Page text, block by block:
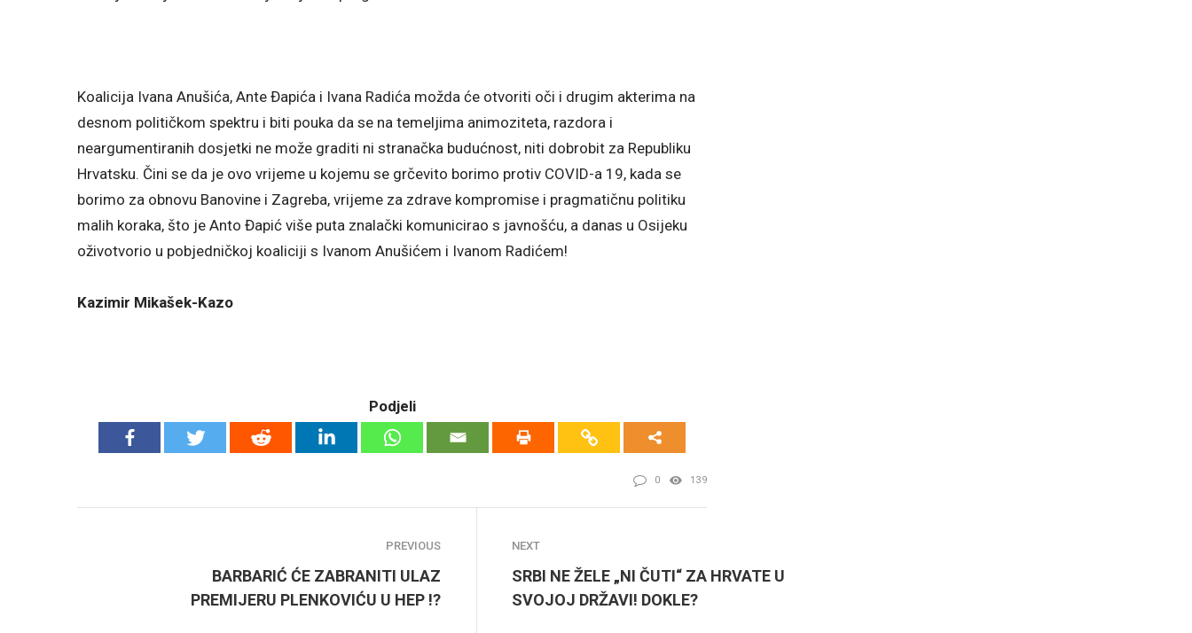
Koalicija Ivana Anušića, Ante Đapića i Ivana Radića možda će otvoriti oči i drugim akterima na
desnom političkom spektru i biti pouka da se na temeljima animoziteta, razdora i
neargumentiranih dosjetki ne može graditi ni stranačka budućnost, niti dobrobit za Republiku
Hrvatsku. Čini se da je ovo vrijeme u kojemu se grčevito borimo protiv COVID-a 19, kada se
borimo za obnovu Banovine i Zagreba, vrijeme za zdrave kompromise i pragmatičnu politiku
malih koraka, što je Anto Đapić više puta znalački komunicirao s javnošću, a danas u Osijeku
oživotvorio u pobjedničkoj koaliciji s Ivanom Anušićem i Ivanom Radićem!
Kazimir Mikašek-Kazo
Podjeli
0 139
PREVIOUS
BARBARIĆ ĆE ZABRANITI ULAZ
PREMIJERU PLENKOVIĆU U HEP !?
NEXT
SRBI NE ŽELE „NI ČUTI“ ZA HRVATE U
SVOJOJ DRŽAVI! DOKLE?